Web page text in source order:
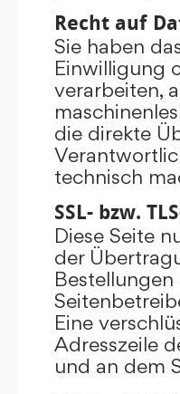
Recht auf
Sie haben
Einwilligung
verarbeiten,
die direkte
technisch
SSL- bzw.
Diese Seite
der
Bestellungen
Eine
Adresszeile
und an dem